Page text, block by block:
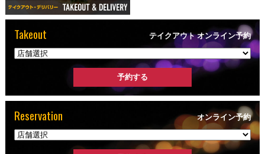
Takeout テイクアウト オンライン予約
Reservation オンライン予約